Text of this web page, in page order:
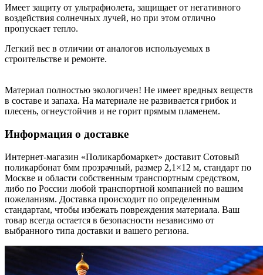
Имеет защиту от ультрафиолета, защищает от негативного
воздействия солнечных лучей, но при этом отлично
пропускает тепло.
Легкий вес в отличии от аналогов используемых в
строительстве и ремонте.
Материал полностью экологичен! Не имеет вредных веществ
в составе и запаха. На материале не развивается грибок и
плесень, огнеустойчив и не горит прямым пламенем.
Информация о доставке
Интернет-магазин «Поликарбомаркет» доставит Сотовый
поликарбонат 6мм прозрачный, размер 2,1×12 м, стандарт по
Москве и области собственным транспортным средством,
либо по России любой транспортной компанией по вашим
пожеланиям. Доставка происходит по определенным
стандартам, чтобы избежать повреждения материала. Ваш
товар всегда остается в безопасности независимо от
выбранного типа доставки и вашего региона.